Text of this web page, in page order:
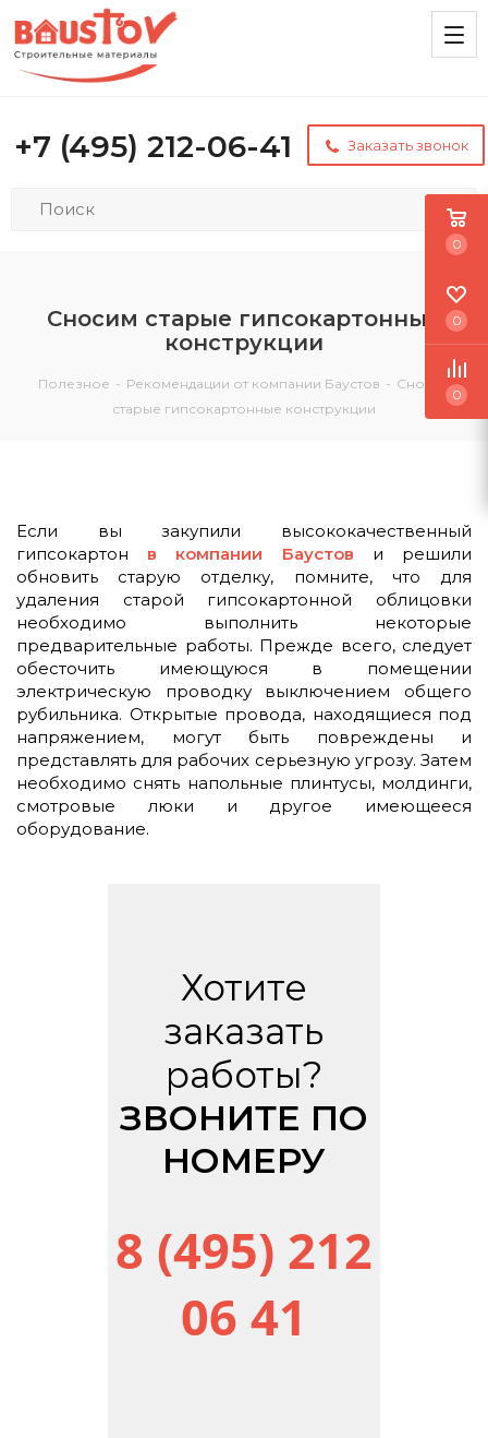
+7 (495) 212-06-41 Заказать звонок
Сносим старые гипсокартонные
конструкции
Полезное - Рекомендации от компании Баустов - Сносим
старые гипсокартонные конструкции
Если вы закупили высококачественный
гипсокартон в компании Баустов и решили
обновить старую отделку, помните, что для
удаления старой гипсокартонной облицовки
необходимо выполнить некоторые
предварительные работы. Прежде всего, следует
обесточить имеющуюся в помещении
электрическую проводку выключением общего
рубильника. Открытые провода, находящиеся под
напряжением, могут быть повреждены и
представлять для рабочих серьезную угрозу. Затем
необходимо снять напольные плинтусы, молдинги,
смотровые люки и другое имеющееся
оборудование.
Хотите
заказать
работы?
ЗВОНИТЕ ПО
НОМЕРУ
8 (495) 212
06 41
0
0
0